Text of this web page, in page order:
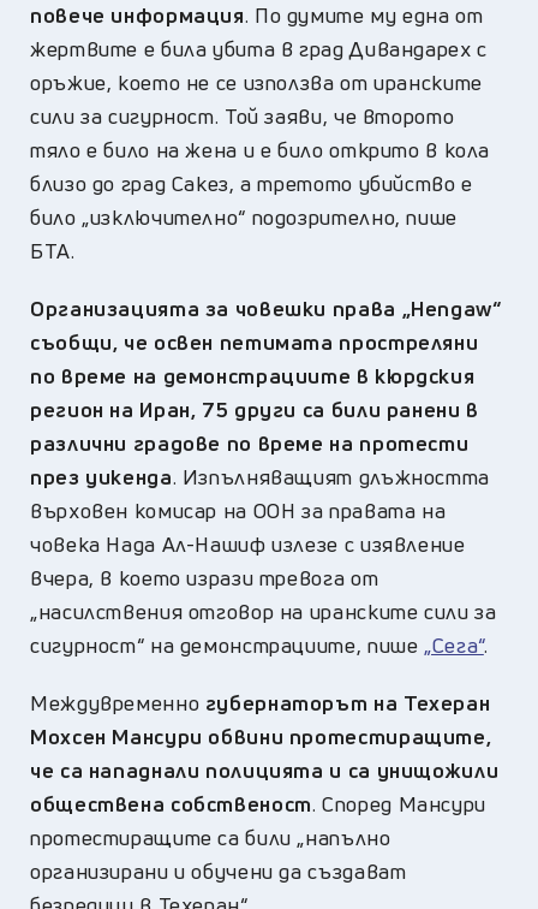
повече информация. По думите му една от
жертвите е била убита в град Дивандарех с
оръжие, което не се използва от иранските
сили за сигурност. Той заяви, че второто
тяло е било на жена и е било открито в кола
близо до град Сакез, а третото убийство е
било „изключително“ подозрително, пише
БТА.
Организацията за човешки права „Hengaw“
съобщи, че освен петимата простреляни
по време на демонстрациите в кюрдския
регион на Иран, 75 други са били ранени в
различни градове по време на протести
през уикенда. Изпълняващият длъжността
върховен комисар на ООН за правата на
човека Нада Ал-Нашиф излезе с изявление
вчера, в което изрази тревога от
„насилствения отговор на иранските сили за
сигурност“ на демонстрациите, пише „Сега“.
Междувременно губернаторът на Техеран
Мохсен Мансури обвини протестиращите,
че са нападнали полицията и са унищожили
обществена собственост. Според Мансури
протестиращите са били „напълно
организирани и обучени да създават